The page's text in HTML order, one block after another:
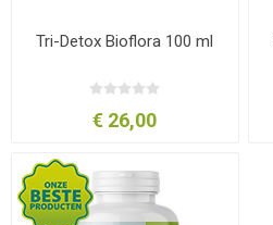
Tri-Detox Bioflora 100 ml
€ 26,00